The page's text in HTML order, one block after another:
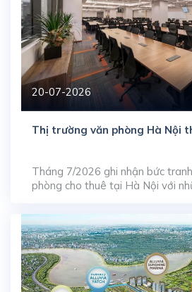
20-07-2026
Thị trường văn phòng Hà Nội
Tháng 7/2026 ghi nhận bức
phòng cho thuê tại Hà Nội với
tự điều tiết của thị trường trước
nguồn cung dạt dào từ giai
đầy […]